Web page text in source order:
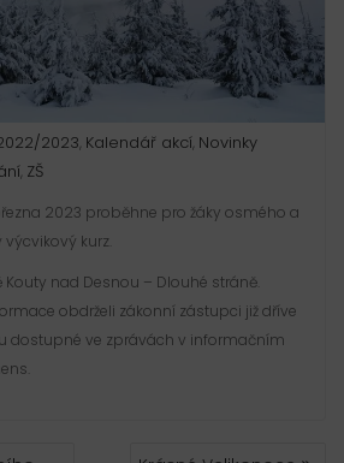
2023 Kalendář akcí Novinky
ZŠ
2023 proběhne pro žáky osmého a
kurz.
Kouty nad Desnou – Dlouhé stráně.
obdrželi zákonní zástupci již dříve
dostupné ve zprávách v informačním